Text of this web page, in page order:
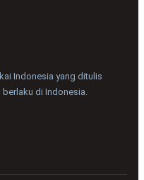
Indonesia yang ditulis
di Indonesia.